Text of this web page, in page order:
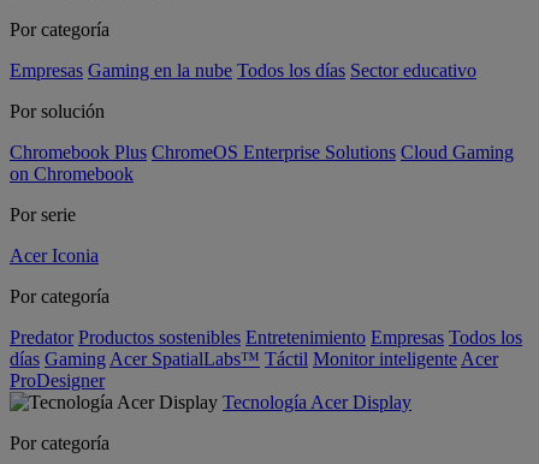
Por categoría
Empresas Gaming en la nube Todos los días Sector educativo
Por solución
Chromebook Plus ChromeOS Enterprise Solutions Cloud Gaming
on Chromebook
Por serie
Acer Iconia
Por categoría
Predator Productos sostenibles Entretenimiento Empresas Todos los
días Gaming Acer SpatialLabs™ Táctil Monitor inteligente Acer
ProDesigner
Tecnología Acer Display
Por categoría